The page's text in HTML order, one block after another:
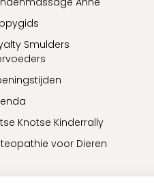
Smulders
Knotse Kinderrally
voor Dieren